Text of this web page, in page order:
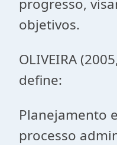
progresso,
objetivos.
OLIVEIRA
define:
Planejamento
processo